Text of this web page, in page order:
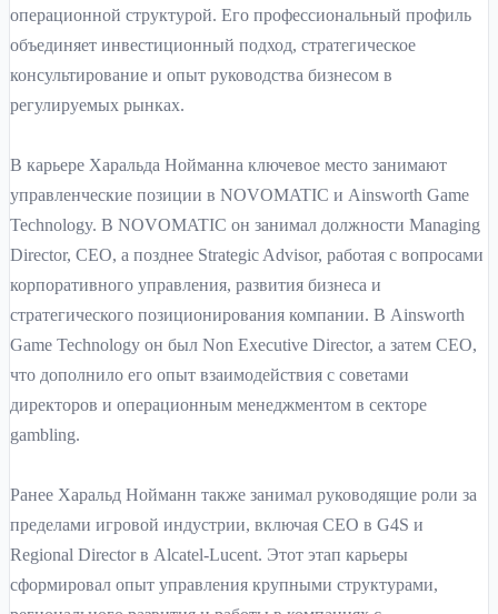
операционной структурой. Его профессиональный профиль
объединяет инвестиционный подход, стратегическое
консультирование и опыт руководства бизнесом в
регулируемых рынках.
В карьере Харальда Нойманна ключевое место занимают
управленческие позиции в NOVOMATIC и Ainsworth Game
Technology. В NOVOMATIC он занимал должности Managing
Director, CEO, а позднее Strategic Advisor, работая с вопросами
корпоративного управления, развития бизнеса и
стратегического позиционирования компании. В Ainsworth
Game Technology он был Non Executive Director, а затем CEO,
что дополнило его опыт взаимодействия с советами
директоров и операционным менеджментом в секторе
gambling.
Ранее Харальд Нойманн также занимал руководящие роли за
пределами игровой индустрии, включая CEO в G4S и
Regional Director в Alcatel-Lucent. Этот этап карьеры
сформировал опыт управления крупными структурами,